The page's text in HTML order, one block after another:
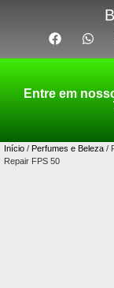
Entre em
Início / Perfumes e Beleza /
Repair FPS 50